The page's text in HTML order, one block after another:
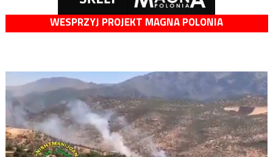
WESPRZYJ PROJEKT MAGNA POLONIA